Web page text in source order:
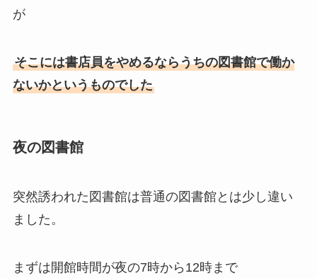
が
そこには書店員をやめるならうちの図書館で働か
ないかというものでした
夜の図書館
突然誘われた図書館は普通の図書館とは少し違い
ました。
まずは開館時間が夜の7時から12時まで